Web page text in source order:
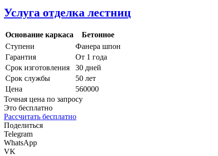
Услуга отделка лестниц
Основание каркаса
Бетонное
Ступени
Фанера шпон
Гарантия
От 1 года
Срок изготовления
30 дней
Срок службы
50 лет
Цена
560000
Точная цена по запросу
Это бесплатно
Рассчитать бесплатно
Поделиться
Telegram
WhatsApp
VK